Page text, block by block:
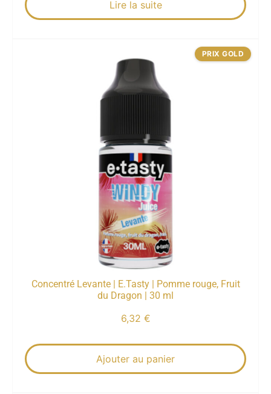
Lire la suite
Concentré Levante | E.Tasty | Pomme rouge, Fruit
du Dragon | 30 ml
6,32 €
Ajouter au panier
PRIX GOLD